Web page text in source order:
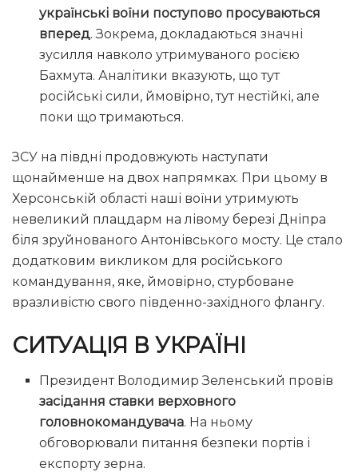
українські воїни поступово просуваються
вперед. Зокрема, докладаються значні
зусилля навколо утримуваного росією
Бахмута. Аналітики вказують, що тут
російські сили, ймовірно, тут нестійкі, але
поки що тримаються.
ЗСУ на півдні продовжують наступати
щонайменше на двох напрямках. При цьому в
Херсонській області наші воїни утримують
невеликий плацдарм на лівому березі Дніпра
біля зруйнованого Антонівського мосту. Це стало
додатковим викликом для російського
командування, яке, ймовірно, стурбоване
вразливістю свого південно-західного флангу.
СИТУАЦІЯ В УКРАЇНІ
Президент Володимир Зеленський провів
засідання ставки верховного
головнокомандувача. На ньому
обговорювали питання безпеки портів і
експорту зерна.